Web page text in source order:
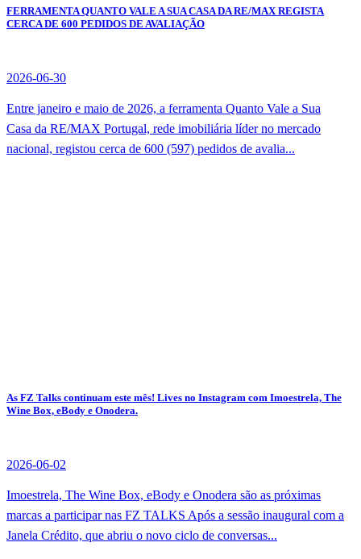
FERRAMENTA QUANTO VALE A SUA CASA DA RE/MAX REGISTA
CERCA DE 600 PEDIDOS DE AVALIAÇÃO
2026-06-30
Entre janeiro e maio de 2026, a ferramenta Quanto Vale a Sua
Casa da RE/MAX Portugal, rede imobiliária líder no mercado
nacional, registou cerca de 600 (597) pedidos de avalia...
As FZ Talks continuam este mês! Lives no Instagram com Imoestrela, The
Wine Box, eBody e Onodera.
2026-06-02
Imoestrela, The Wine Box, eBody e Onodera são as próximas
marcas a participar nas FZ TALKS Após a sessão inaugural com a
Janela Crédito, que abriu o novo ciclo de conversas...